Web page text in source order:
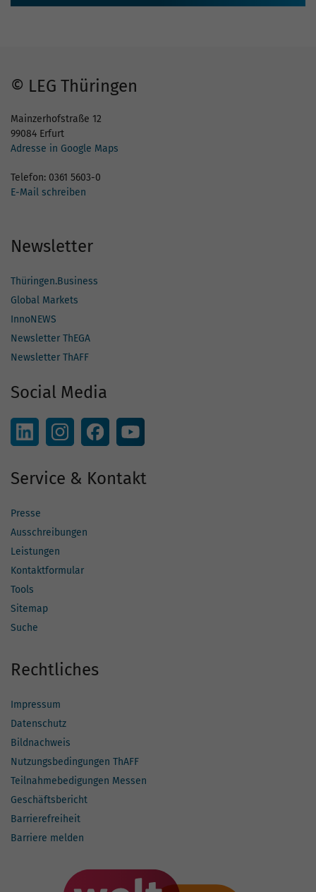
© LEG Thüringen
Mainzerhofstraße 12
99084 Erfurt
Adresse in Google Maps
Telefon: 0361 5603-0
E-Mail schreiben
Newsletter
Thüringen.Business
Global Markets
InnoNEWS
Newsletter ThEGA
Newsletter ThAFF
Social Media
Service & Kontakt
Presse
Ausschreibungen
Leistungen
Kontaktformular
Tools
Sitemap
Suche
Rechtliches
Impressum
Datenschutz
Bildnachweis
Nutzungsbedingungen ThAFF
Teilnahmebedigungen Messen
Geschäftsbericht
Barrierefreiheit
Barriere melden